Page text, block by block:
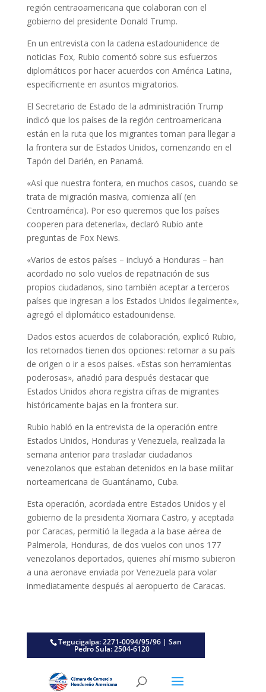
región centraoamericana que colaboran con el
gobierno del presidente Donald Trump.
En un entrevista con la cadena estadounidence de
noticias Fox, Rubio comentó sobre sus esfuerzos
diplomáticos por hacer acuerdos con América Latina,
específicmente en asuntos migratorios.
El Secretario de Estado de la administración Trump
indicó que los países de la región centroamericana
están en la ruta que los migrantes toman para llegar a
la frontera sur de Estados Unidos, comenzando en el
Tapón del Darién, en Panamá.
«Así que nuestra fontera, en muchos casos, cuando se
trata de migración masiva, comienza allí (en
Centroamérica). Por eso queremos que los países
cooperen para detenerla», declaró Rubio ante
preguntas de Fox News.
«Varios de estos países – incluyó a Honduras – han
acordado no solo vuelos de repatriación de sus
propios ciudadanos, sino también aceptar a terceros
países que ingresan a los Estados Unidos ilegalmente»,
agregó el diplomático estadounidense.
Dados estos acuerdos de colaboración, explicó Rubio,
los retornados tienen dos opciones: retornar a su país
de origen o ir a esos países. «Estas son herramientas
poderosas», añadió para después destacar que
Estados Unidos ahora registra cifras de migrantes
históricamente bajas en la frontera sur.
Rubio habló en la entrevista de la operación entre
Estados Unidos, Honduras y Venezuela, realizada la
semana anterior para trasladar ciudadanos
venezolanos que estaban detenidos en la base militar
norteamericana de Guantánamo, Cuba.
Esta operación, acordada entre Estados Unidos y el
gobierno de la presidenta Xiomara Castro, y aceptada
por Caracas, permitió la llegada a la base aérea de
Palmerola, Honduras, de dos vuelos con unos 177
venezolanos deportados, quienes ahí mismo subieron
a una aeronave enviada por Venezuela para volar
inmediatamente después al aeropuerto de Caracas.